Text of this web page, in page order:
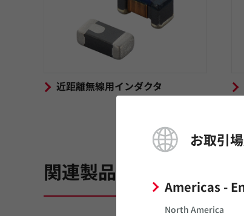
お取引
Americas -
North America
近距離無線用インダクタ
関連製品